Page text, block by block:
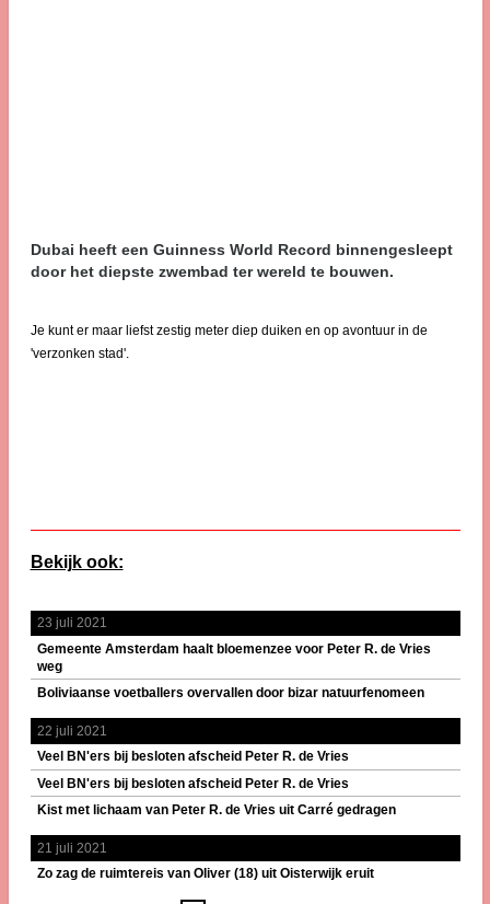
Dubai heeft een Guinness World Record binnengesleept
door het diepste zwembad ter wereld te bouwen.
Je kunt er maar liefst zestig meter diep duiken en op avontuur in de
'verzonken stad'.
Bekijk ook:
23 juli 2021
Gemeente Amsterdam haalt bloemenzee voor Peter R. de Vries
weg
Boliviaanse voetballers overvallen door bizar natuurfenomeen
22 juli 2021
Veel BN'ers bij besloten afscheid Peter R. de Vries
Veel BN'ers bij besloten afscheid Peter R. de Vries
Kist met lichaam van Peter R. de Vries uit Carré gedragen
21 juli 2021
Zo zag de ruimtereis van Oliver (18) uit Oisterwijk eruit